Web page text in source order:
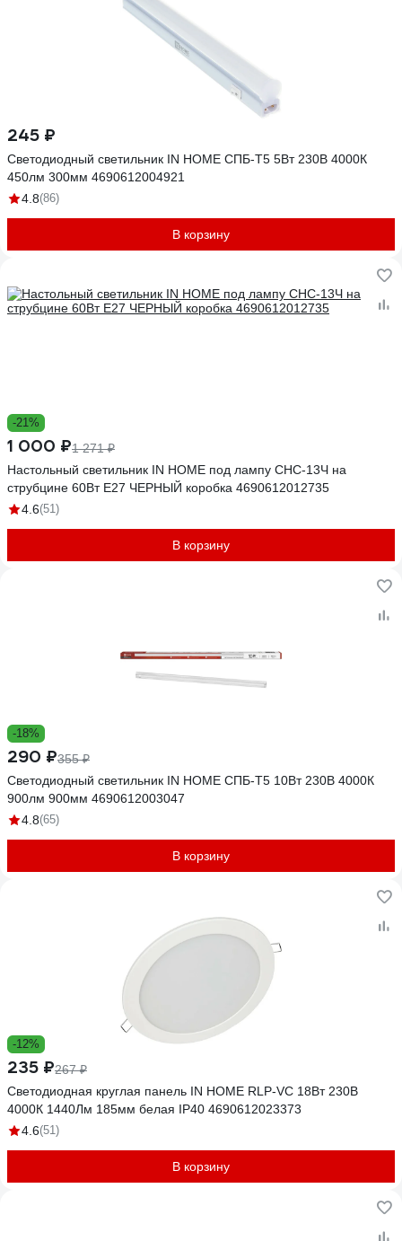
245 ₽
Светодиодный светильник IN HOME СПБ-Т5 5Вт 230B 4000К
450лм 300мм 4690612004921
4.8(86)
В корзину
-21%
1 000 ₽1 271 ₽
Настольный светильник IN HOME под лампу СНС-13Ч на
струбцине 60Вт E27 ЧЕРНЫЙ коробка 4690612012735
4.6(51)
В корзину
-18%
290 ₽355 ₽
Светодиодный светильник IN HOME СПБ-Т5 10Вт 230B 4000К
900лм 900мм 4690612003047
4.8(65)
В корзину
-12%
235 ₽267 ₽
Светодиодная круглая панель IN HOME RLP-VC 18Вт 230В
4000К 1440Лм 185мм белая IP40 4690612023373
4.6(51)
В корзину